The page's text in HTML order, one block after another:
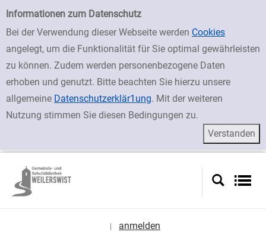
Einfache Suche
Informationen zum Datenschutz
Bei der Verwendung dieser Webseite werden Cookies
angelegt, um die Funktionalität für Sie optimal gewährleisten
zu können. Zudem werden personenbezogene Daten
erhoben und genutzt. Bitte beachten Sie hierzu unsere
allgemeine Datenschutzerklär1ung. Mit der weiteren
Nutzung stimmen Sie diesen Bedingungen zu.
zur Navigation springen
zum Inhalt springen
Zur Detailanzeige springen
anmelden